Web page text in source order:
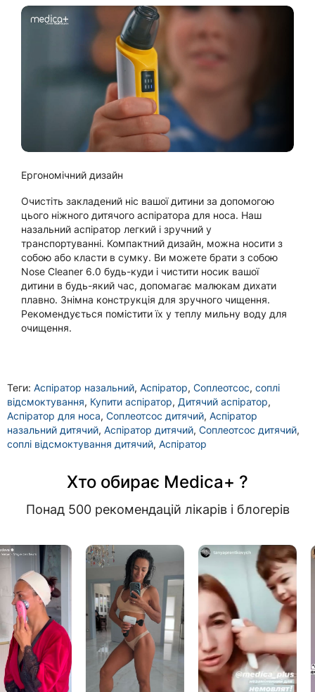
Ергономічний дизайн
Очистіть закладений ніс вашої дитини за допомогою
цього ніжного дитячого аспіратора для носа. Наш
назальний аспіратор легкий і зручний у
транспортуванні. Компактний дизайн, можна носити з
собою або класти в сумку. Ви можете брати з собою
Nose Cleaner 6.0 будь-куди і чистити носик вашої
дитини в будь-який час, допомагає малюкам дихати
плавно. Знімна конструкція для зручного чищення.
Рекомендується помістити їх у теплу мильну воду для
очищення.
Теги: Аспіратор назальний, Аспіратор, Соплеотсос, соплі
відсмоктування, Купити аспіратор, Дитячий аспіратор,
Аспіратор для носа, Соплеотсос дитячий, Аспіратор
назальний дитячий, Аспіратор дитячий, Соплеотсос дитячий,
соплі відсмоктування дитячий, Аспіратор
Хто обирає Medica+ ?
Понад 500 рекомендацій лікарів і блогерів